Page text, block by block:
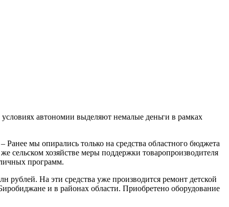
автономии выделяют немалые деньги в рамках
мы опирались только на средства областного бюджета
сельском хозяйстве меры поддержки товаропроизводителя
программ.
рублей. На эти средства уже производится ремонт детской
и в районах области. Приобретено оборудование